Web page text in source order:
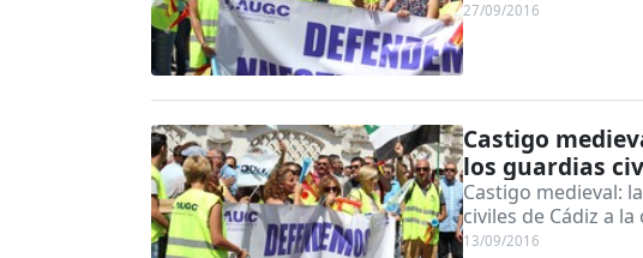
27/09/2016
Castigo
los guardias
Castigo medieval:
civiles de Cádiz a
13/09/2016